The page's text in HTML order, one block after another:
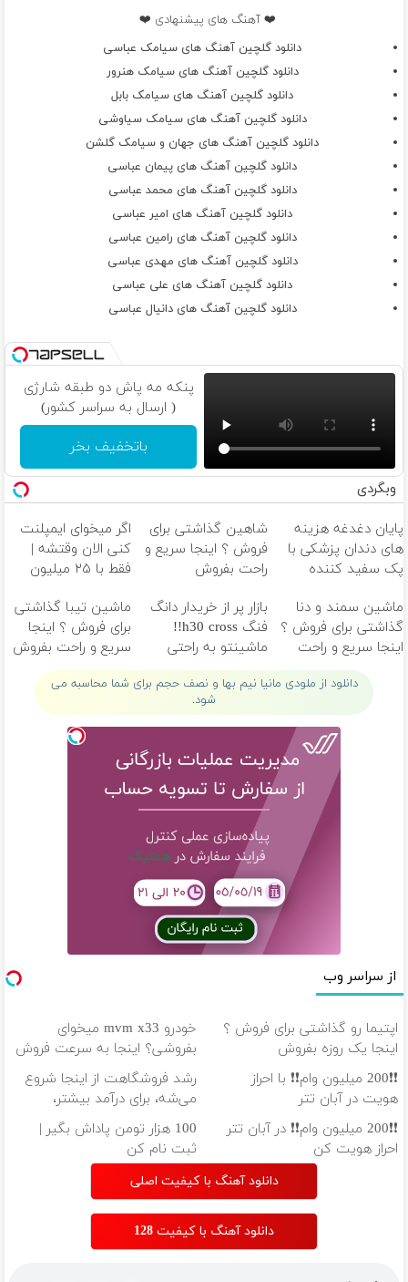
❤️ آهنگ های پیشنهادی ❤️
دانلود گلچین آهنگ های سیامک عباسی
دانلود گلچین آهنگ های سیامک هنرور
دانلود گلچین آهنگ های سیامک بابل
دانلود گلچین آهنگ های سیامک سیاوشی
دانلود گلچین آهنگ های جهان و سیامک گلشن
دانلود گلچین آهنگ های پیمان عباسی
دانلود گلچین آهنگ های محمد عباسی
دانلود گلچین آهنگ های امیر عباسی
دانلود گلچین آهنگ های رامین عباسی
دانلود گلچین آهنگ های مهدی عباسی
دانلود گلچین آهنگ های علی عباسی
دانلود گلچین آهنگ های دانیال عباسی
پنکه مه پاش دو طبقه شارژی
( ارسال به سراسر کشور)
باتخفیف بخر
وبگردی
پایان دغدغه هزینه
های دندان پزشکی با
پک سفید کننده
شاهین گذاشتی برای
فروش ؟ اینجا سریع و
راحت بفروش
اگر میخوای ایمپلنت
کنی الان وقتشه |
فقط با ۲۵ میلیون
ماشین سمند و دنا
گذاشتی برای فروش ؟
اینجا سریع و راحت
بازار پر از خریدار دانگ
فنگ h30 cross!!
ماشینتو به راحتی
بفروش
ماشین تیبا گذاشتی
برای فروش ؟ اینجا
سریع و راحت بفروش
دانلود از ملودی مانیا نیم بها و نصف حجم برای شما محاسبه می
شود.
از سراسر وب
اپتیما رو گذاشتی برای فروش ؟
اینجا یک روزه بفروش
خودرو mvm x33 میخوای
بفروشی؟ اینجا به سرعت فروش
میره
❗❗200 میلیون وام❗❗ با احراز
هویت در آبان تتر
رشد فروشگاهت از اینجا شروع
می‌شه، برای درآمد بیشتر،
آماده‌ای؟
❗❗200 میلیون وام❗❗ در آبان تتر
احراز هویت کن
100 هزار تومن پاداش بگیر |
ثبت نام کن
دانلود آهنگ با کیفیت اصلی
دانلود آهنگ با کیفیت 128